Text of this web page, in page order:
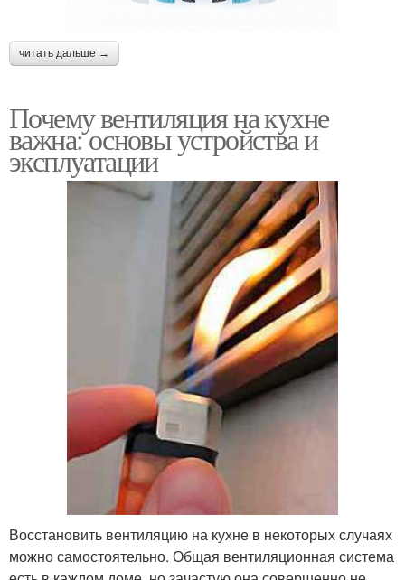
читать дальше →
Почему вентиляция на кухне
важна: основы устройства и
эксплуатации
Восстановить вентиляцию на кухне в некоторых случаях
можно самостоятельно. Общая вентиляционная система